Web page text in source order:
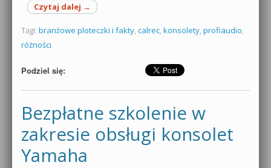
Czytaj dalej →
Tagi: branżowe ploteczki i fakty, calrec, konsolety, profiaudio,
różności
Podziel się:
Bezpłatne szkolenie w
zakresie obsługi konsolet
Yamaha